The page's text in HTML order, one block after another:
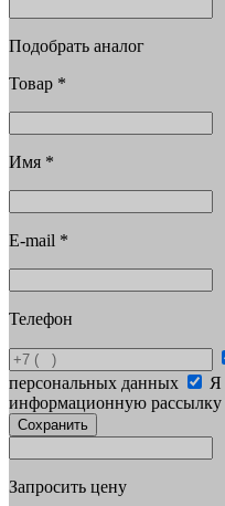
Подобрать аналог
Товар *
Имя *
E-mail *
Телефон
персональных данных
Я
информационную рассылку
Сохранить
Запросить цену